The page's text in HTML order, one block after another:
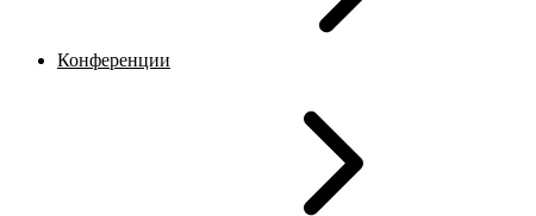
Конференции